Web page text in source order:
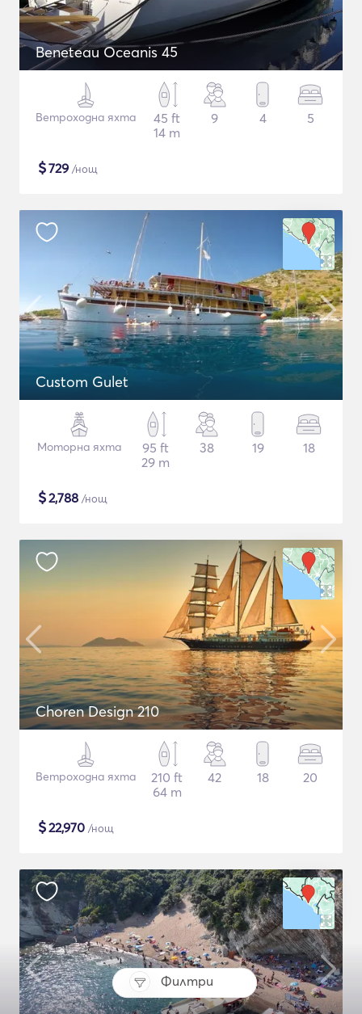
Филтри
Beneteau Oceanis 45
Ветроходна яхта
45 ft
14 m
9 4 5
$729 /нощ
Custom Gulet
Моторна яхта
95 ft
29 m
38 19 18
$2,788 /нощ
Choren Design 210
Ветроходна яхта
210 ft
64 m
42 18 20
$22,970 /нощ